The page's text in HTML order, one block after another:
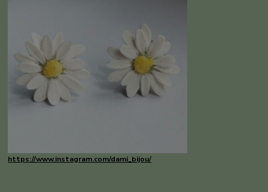
https://www.instagram.com/dami_bijou/